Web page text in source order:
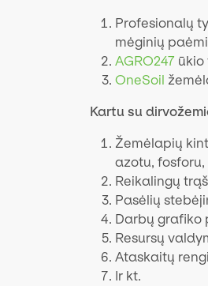
Profesionalų
mėginių
AGRO247 ūkio
OneSoil
Kartu su
Žemėlapių
azotu, fosforu,
Reikalingų
Pasėlių
Darbų grafiko
Resursų
Ataskaitų
Ir kt.